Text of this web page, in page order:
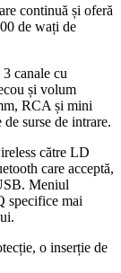
continuă și oferă
de wați de
canale cu
și volum
RCA și mini
surse de intrare.
către LD
care acceptă,
Meniul
specifice mai
o inserție de